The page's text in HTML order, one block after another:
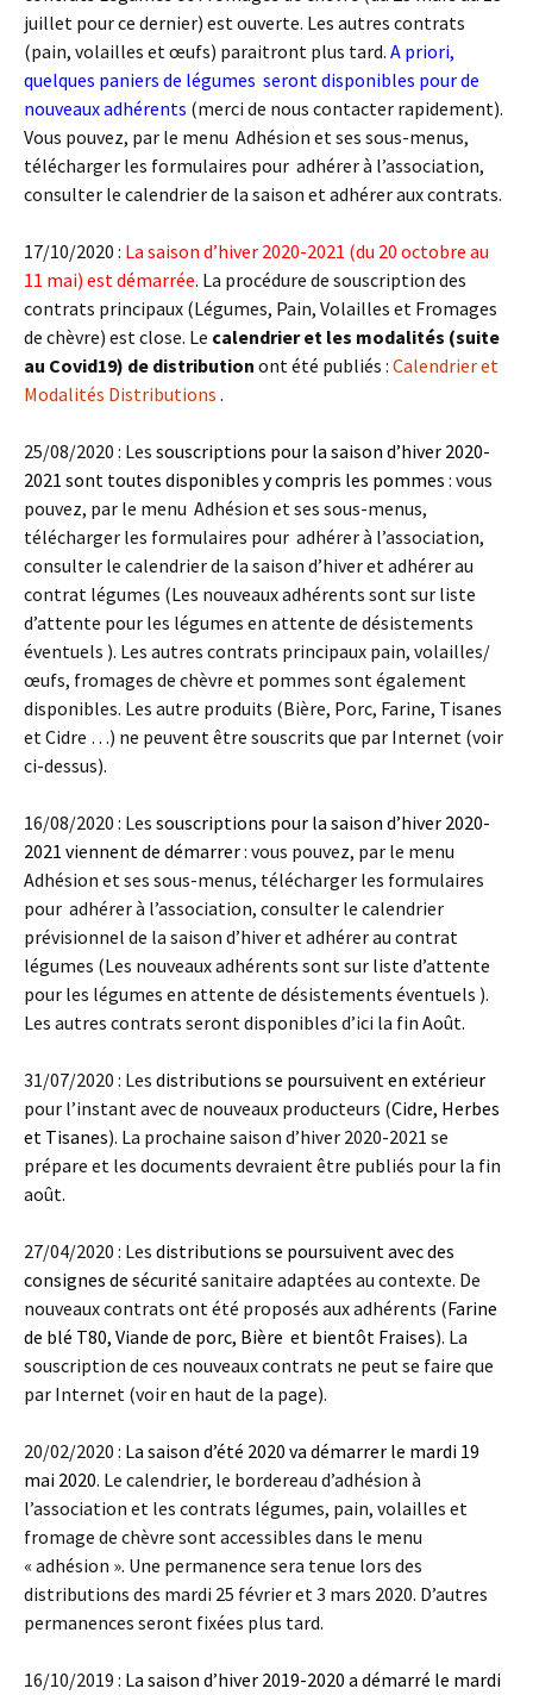
juillet pour ce dernier) est ouverte. Les autres contrats
(pain, volailles et œufs) paraitront plus tard. A priori,
quelques paniers de légumes seront disponibles pour de
nouveaux adhérents (merci de nous contacter rapidement).
Vous pouvez, par le menu Adhésion et ses sous-menus,
télécharger les formulaires pour adhérer à l’association,
consulter le calendrier de la saison et adhérer aux contrats.
17/10/2020 : La saison d’hiver 2020-2021 (du 20 octobre au
11 mai) est démarrée. La procédure de souscription des
contrats principaux (Légumes, Pain, Volailles et Fromages
de chèvre) est close. Le calendrier et les modalités (suite
au Covid19) de distribution ont été publiés : Calendrier et
Modalités Distributions .
25/08/2020 : Les souscriptions pour la saison d’hiver 2020-
2021 sont toutes disponibles y compris les pommes : vous
pouvez, par le menu Adhésion et ses sous-menus,
télécharger les formulaires pour adhérer à l’association,
consulter le calendrier de la saison d’hiver et adhérer au
contrat légumes (Les nouveaux adhérents sont sur liste
d’attente pour les légumes en attente de désistements
éventuels ). Les autres contrats principaux pain, volailles/
œufs, fromages de chèvre et pommes sont également
disponibles. Les autre produits (Bière, Porc, Farine, Tisanes
et Cidre …) ne peuvent être souscrits que par Internet (voir
ci-dessus).
16/08/2020 : Les souscriptions pour la saison d’hiver 2020-
2021 viennent de démarrer: vous pouvez, par le menu
Adhésion et ses sous-menus, télécharger les formulaires
pour adhérer à l’association, consulter le calendrier
prévisionnel de la saison d’hiver et adhérer au contrat
légumes (Les nouveaux adhérents sont sur liste d’attente
pour les légumes en attente de désistements éventuels ).
Les autres contrats seront disponibles d’ici la fin Août.
31/07/2020 : Les distributions se poursuivent en extérieur
pour l’instant avec de nouveaux producteurs (Cidre, Herbes
et Tisanes). La prochaine saison d’hiver 2020-2021 se
prépare et les documents devraient être publiés pour la fin
août.
27/04/2020 : Les distributions se poursuivent avec des
consignes de sécurité sanitaire adaptées au contexte. De
nouveaux contrats ont été proposés aux adhérents (Farine
de blé T80, Viande de porc, Bière et bientôt Fraises). La
souscription de ces nouveaux contrats ne peut se faire que
par Internet (voir en haut de la page).
20/02/2020 : La saison d’été 2020 va démarrer le mardi 19
mai 2020. Le calendrier, le bordereau d’adhésion à
l’association et les contrats légumes, pain, volailles et
fromage de chèvre sont accessibles dans le menu
« adhésion ». Une permanence sera tenue lors des
distributions des mardi 25 février et 3 mars 2020. D’autres
permanences seront fixées plus tard.
16/10/2019 : La saison d’hiver 2019-2020 a démarré le mardi